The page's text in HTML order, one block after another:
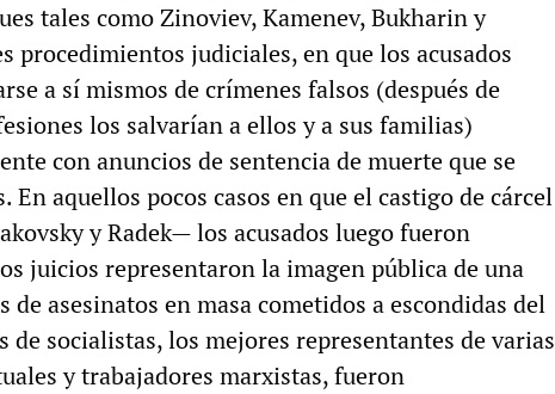
tales como Zinoviev, Kamenev, Bukharin y
procedimientos judiciales, en que los acusados
a sí mismos de crímenes falsos (después de
los salvarían a ellos y a sus familias)
con anuncios de sentencia de muerte que se
En aquellos pocos casos en que el castigo de cárcel
y Radek— los acusados luego fueron
juicios representaron la imagen pública de una
de asesinatos en masa cometidos a escondidas del
de socialistas, los mejores representantes de varias
y trabajadores marxistas, fueron